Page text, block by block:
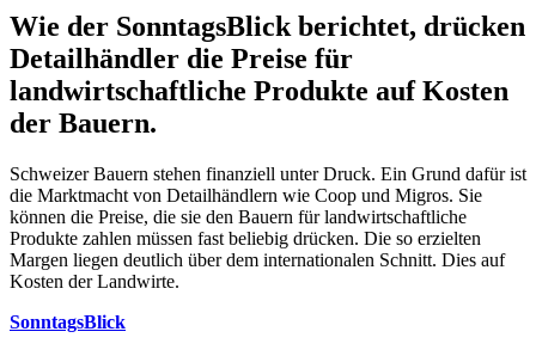
Wie der SonntagsBlick berichtet, drücken
Detailhändler die Preise für
landwirtschaftliche Produkte auf Kosten
der Bauern.
Schweizer Bauern stehen finanziell unter Druck. Ein Grund dafür ist
die Marktmacht von Detailhändlern wie Coop und Migros. Sie
können die Preise, die sie den Bauern für landwirtschaftliche
Produkte zahlen müssen fast beliebig drücken. Die so erzielten
Margen liegen deutlich über dem internationalen Schnitt. Dies auf
Kosten der Landwirte.
SonntagsBlick